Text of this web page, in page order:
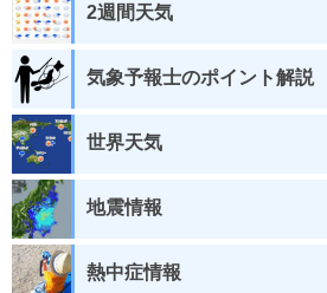
2週間天気
気象予報士のポイント解説
世界天気
地震情報
熱中症情報